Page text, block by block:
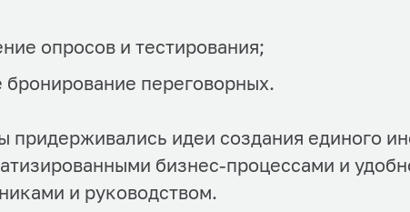
опросов и тестирования;
бронирование переговорных.
придерживались идеи создания единого
бизнес-процессами и
и руководством.